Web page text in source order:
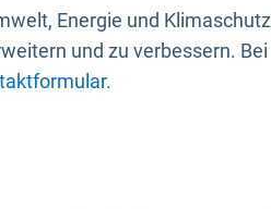
Energie und Klimaschutz
und zu verbessern. Bei
.